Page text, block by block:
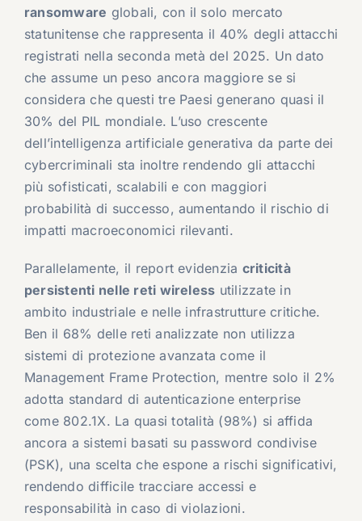
ransomware globali, con il solo mercato
statunitense che rappresenta il 40% degli attacchi
registrati nella seconda metà del 2025. Un dato
che assume un peso ancora maggiore se si
considera che questi tre Paesi generano quasi il
30% del PIL mondiale. L’uso crescente
dell’intelligenza artificiale generativa da parte dei
cybercriminali sta inoltre rendendo gli attacchi
più sofisticati, scalabili e con maggiori
probabilità di successo, aumentando il rischio di
impatti macroeconomici rilevanti.
Parallelamente, il report evidenzia criticità
persistenti nelle reti wireless utilizzate in
ambito industriale e nelle infrastrutture critiche.
Ben il 68% delle reti analizzate non utilizza
sistemi di protezione avanzata come il
Management Frame Protection, mentre solo il 2%
adotta standard di autenticazione enterprise
come 802.1X. La quasi totalità (98%) si affida
ancora a sistemi basati su password condivise
(PSK), una scelta che espone a rischi significativi,
rendendo difficile tracciare accessi e
responsabilità in caso di violazioni.